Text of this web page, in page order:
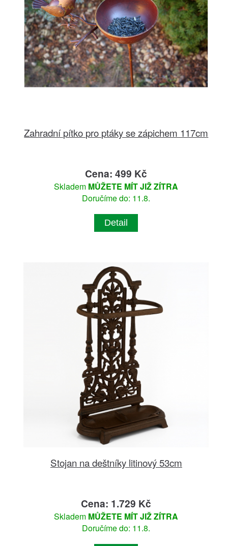
Zahradní pítko pro ptáky se zápichem 117cm
Cena: 499 Kč
Skladem MŮŽETE MÍT JIŽ ZÍTRA
Doručíme do: 11.8.
Detail
Stojan na deštníky litinový 53cm
Cena: 1.729 Kč
Skladem MŮŽETE MÍT JIŽ ZÍTRA
Doručíme do: 11.8.